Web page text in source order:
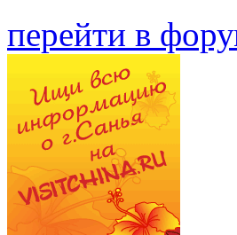
перейти в